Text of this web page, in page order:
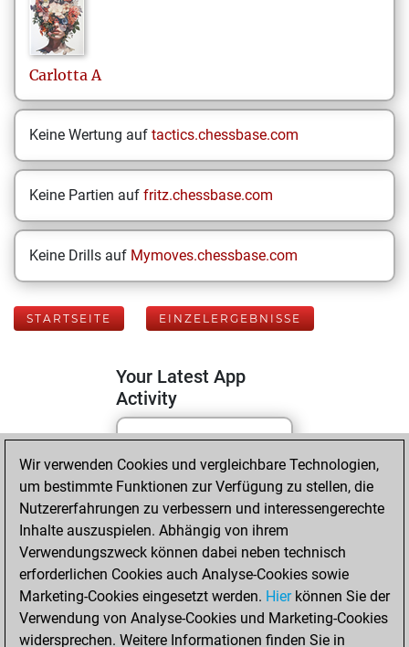
Carlotta A
Keine Wertung auf tactics.chessbase.com
Keine Partien auf fritz.chessbase.com
Keine Drills auf Mymoves.chessbase.com
STARTSEITE EINZELERGEBNISSE
Your Latest App
Activity
Freitag, Mai 8,
2026
You played 171
blitz games
Play
You scored +86
=9 -76 in blitz
You played 229
Wir verwenden Cookies und vergleichbare Technologien,
um bestimmte Funktionen zur Verfügung zu stellen, die
Nutzererfahrungen zu verbessern und interessengerechte
Inhalte auszuspielen. Abhängig von ihrem
Verwendungszweck können dabei neben technisch
erforderlichen Cookies auch Analyse-Cookies sowie
Marketing-Cookies eingesetzt werden. Hierkönnen Sie der
Verwendung von Analyse-Cookies und Marketing-Cookies
widersprechen. Weitere Informationen finden Sie in